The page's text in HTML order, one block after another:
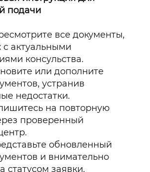
подачи
все документы,
с актуальными
консульства.
или дополните
устранив
недостатки.
на повторную
проверенный
обновленный
и внимательно
статусом заявки.